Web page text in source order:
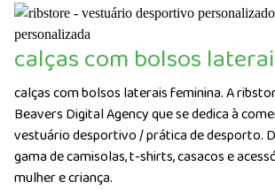
calças com bolsos
calças com bolsos laterais feminina. A
Beavers Digital Agency que se dedica à
vestuário desportivo / prática de desporto.
gama de camisolas, t-shirts, casacos e
mulher e criança.